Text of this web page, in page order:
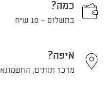
כמה?
בתשלום - 10 ש"ח
איפה?
מרכז תותים, החשמונאים 90, תל אביב